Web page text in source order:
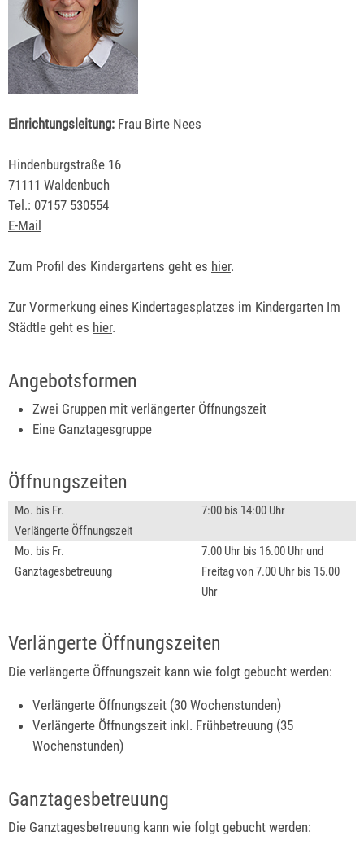
Einrichtungsleitung: Frau Birte Nees
Hindenburgstraße 16
71111 Waldenbuch
Tel.: 07157 530554
E-Mail
Zum Profil des Kindergartens geht es hier.
Zur Vormerkung eines Kindertagesplatzes im Kindergarten Im
Städtle geht es hier.
Angebotsformen
Zwei Gruppen mit verlängerter Öffnungszeit
Eine Ganztagesgruppe
Öffnungszeiten
Mo. bis Fr.
Verlängerte Öffnungszeit
7:00 bis 14:00 Uhr
Mo. bis Fr.
Ganztagesbetreuung
7.00 Uhr bis 16.00 Uhr und
Freitag von 7.00 Uhr bis 15.00
Uhr
Verlängerte Öffnungszeiten
Die verlängerte Öffnungszeit kann wie folgt gebucht werden:
Verlängerte Öffnungszeit (30 Wochenstunden)
Verlängerte Öffnungszeit inkl. Frühbetreuung (35
Wochenstunden)
Ganztagesbetreuung
Die Ganztagesbetreuung kann wie folgt gebucht werden: